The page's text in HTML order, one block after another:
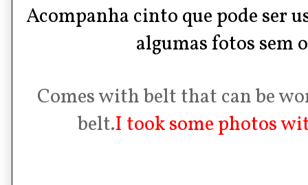
Acompanha cinto que pode ser
algumas fotos sem
Comes with belt that can be
belt.I took some photos